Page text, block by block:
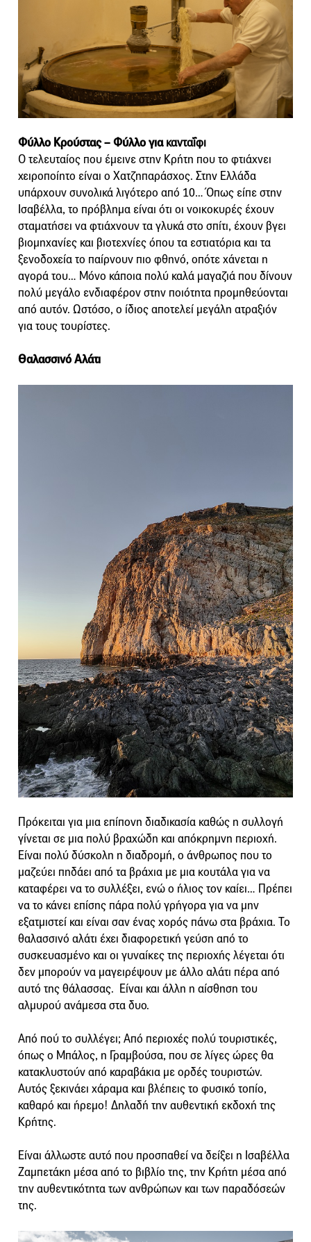
Φύλλο Κρούστας – Φύλλο γιακανταΐφι
Ο τελευταίος που έμεινε στην Κρήτη που το φτιάχνει
χειροποίητο είναι ο Χατζηπαράσχος. Στην Ελλάδα
υπάρχουν συνολικά λιγότερο από 10… Όπως είπε στην
Ισαβέλλα, το πρόβλημα είναι ότι οι νοικοκυρές έχουν
σταματήσει να φτιάχνουν τα γλυκά στο σπίτι, έχουν βγει
βιομηχανίες και βιοτεχνίες όπου τα εστιατόρια και τα
ξενοδοχεία το παίρνουν πιο φθηνό, οπότε χάνεται η
αγορά του… Μόνο κάποια πολύ καλά μαγαζιά που δίνουν
πολύ μεγάλο ενδιαφέρον στην ποιότητα προμηθεύονται
από αυτόν. Ωστόσο, ο ίδιος αποτελεί μεγάλη ατραξιόν
για τους τουρίστες.
Θαλασσινό Αλάτι
Πρόκειται για μια επίπονη διαδικασία καθώς η συλλογή
γίνεται σε μια πολύ βραχώδη και απόκρημνη περιοχή.
Είναι πολύ δύσκολη η διαδρομή, ο άνθρωπος που το
μαζεύει πηδάει από τα βράχια με μια κουτάλα για να
καταφέρει να το συλλέξει, ενώ ο ήλιος τον καίει… Πρέπει
να το κάνει επίσης πάρα πολύ γρήγορα για να μην
εξατμιστεί και είναι σαν ένας χορός πάνω στα βράχια. Το
θαλασσινό αλάτι έχει διαφορετική γεύση από το
συσκευασμένο και οι γυναίκες της περιοχής λέγεται ότι
δεν μπορούν να μαγειρέψουν με άλλο αλάτι πέρα από
αυτό της θάλασσας. Είναι και άλλη η αίσθηση του
αλμυρού ανάμεσα στα δυο.
Από πού το συλλέγει; Από περιοχές πολύ τουριστικές,
όπως ο Μπάλος, η Γραμβούσα, που σε λίγες ώρες θα
κατακλυστούν από καραβάκια με ορδές τουριστών.
Αυτός ξεκινάει χάραμα και βλέπεις το φυσικό τοπίο,
καθαρό και ήρεμο! Δηλαδή την αυθεντική εκδοχή της
Κρήτης.
Είναι άλλωστε αυτό που προσπαθεί να δείξει η Ισαβέλλα
Ζαμπετάκη μέσα από το βιβλίο της, την Κρήτη μέσα από
την αυθεντικότητα των ανθρώπων και των παραδόσεών
της.